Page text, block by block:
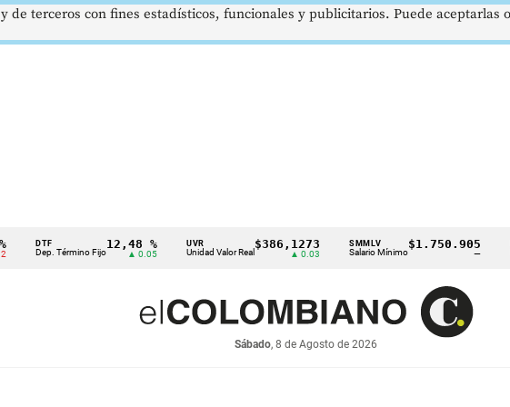
DTF
Término Fijo
12,48 %
▲ 0.05
UVR
Unidad Valor Real
$386,1273
▲ 0.03
SMMLV
Salario Mínimo
$1.750.905 BRENT
Petróleo
Sábado, 8 de Agosto de 2026
de terceros con fines estadísticos, funcionales y publicitarios. Puede aceptarlas